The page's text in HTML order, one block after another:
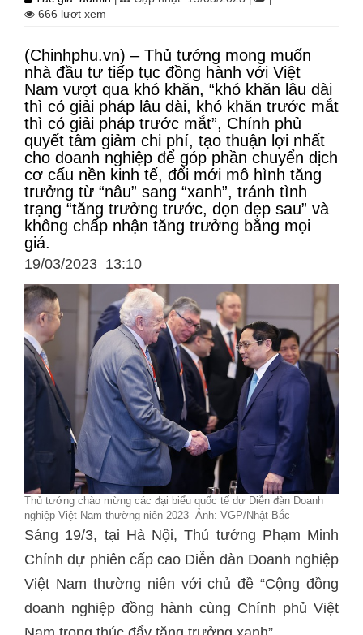
666 lượt xem
(Chinhphu.vn) – Thủ tướng mong muốn
nhà đầu tư tiếp tục đồng hành với Việt
Nam vượt qua khó khăn, “khó khăn lâu dài
thì có giải pháp lâu dài, khó khăn trước mắt
thì có giải pháp trước mắt”, Chính phủ
quyết tâm giảm chi phí, tạo thuận lợi nhất
cho doanh nghiệp để góp phần chuyển dịch
cơ cấu nền kinh tế, đổi mới mô hình tăng
trưởng từ “nâu” sang “xanh”, tránh tình
trạng “tăng trưởng trước, dọn dẹp sau” và
không chấp nhận tăng trưởng bằng mọi
giá.
19/03/2023 13:10
Thủ tướng chào mừng các đại biểu quốc tế dự Diễn đàn Doanh
nghiệp Việt Nam thường niên 2023 -Ảnh: VGP/Nhật Bắc
Sáng 19/3, tại Hà Nội, Thủ tướng Phạm Minh
Chính dự phiên cấp cao Diễn đàn Doanh nghiệp
Việt Nam thường niên với chủ đề “Cộng đồng
doanh nghiệp đồng hành cùng Chính phủ Việt